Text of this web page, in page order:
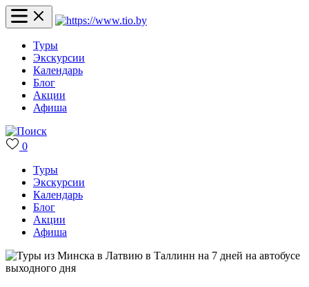
Туры
Экскурсии
Календарь
Блог
Акции
Афиша
0
Туры
Экскурсии
Календарь
Блог
Акции
Афиша